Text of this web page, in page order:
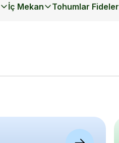
İç Mekan Tohumlar Fideler